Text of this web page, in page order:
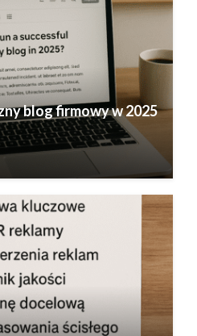
blog firmowy w 2025